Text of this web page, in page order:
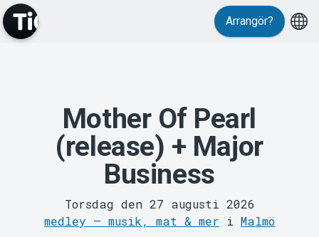
Evenemang
MyTickster
Arrangör?
Mother Of Pearl
(release) + Major
Business
Torsdag den 27 augusti 2026
medley – musik, mat & mer i Malmö